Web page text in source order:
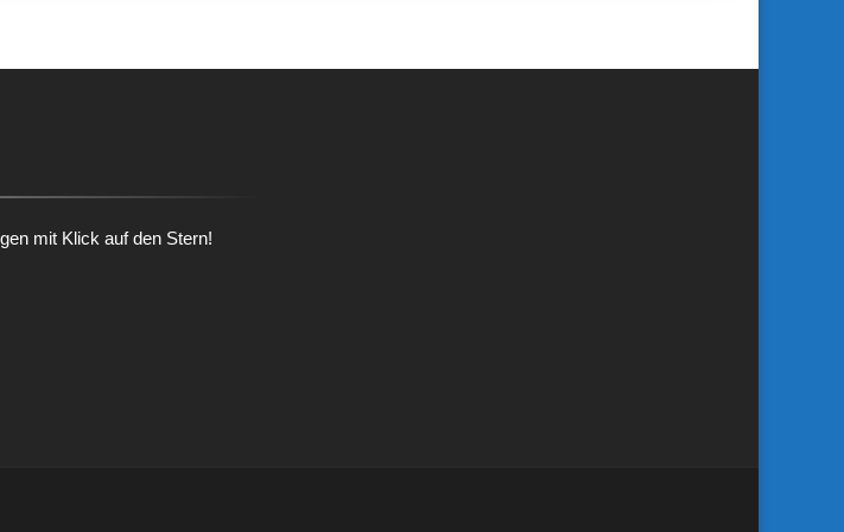
mit Klick auf den Stern!